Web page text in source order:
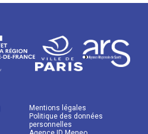
Mentions légales
Politique des données
personnelles